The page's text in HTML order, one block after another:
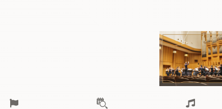
海の向こうの音楽家 Aからの眺望
過去の特集
ジュール